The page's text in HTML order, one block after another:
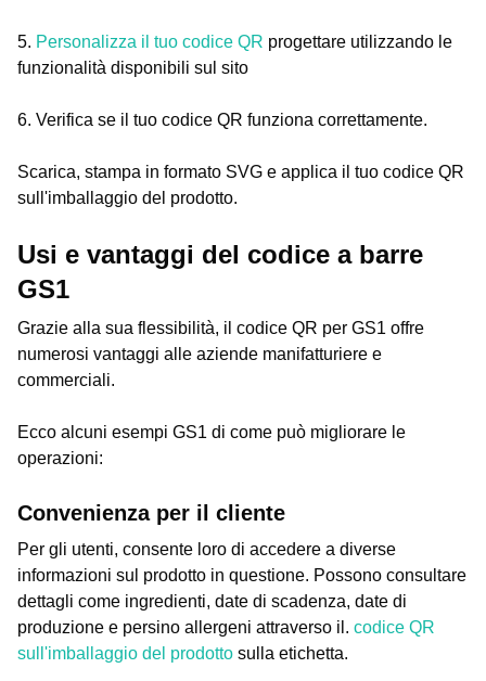
5. Personalizza il tuo codice QR progettare utilizzando le
funzionalità disponibili sul sito
6. Verifica se il tuo codice QR funziona correttamente.
Scarica, stampa in formato SVG e applica il tuo codice QR
sull'imballaggio del prodotto.
Usi e vantaggi del codice a barre
GS1
Grazie alla sua flessibilità, il codice QR per GS1 offre
numerosi vantaggi alle aziende manifatturiere e
commerciali.
Ecco alcuni esempi GS1 di come può migliorare le
operazioni:
Convenienza per il cliente
Per gli utenti, consente loro di accedere a diverse
informazioni sul prodotto in questione. Possono consultare
dettagli come ingredienti, date di scadenza, date di
produzione e persino allergeni attraverso il. codice QR
sull'imballaggio del prodotto sulla etichetta.